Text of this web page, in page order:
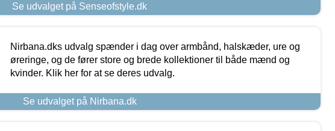
Se udvalget på Senseofstyle.dk
Nirbana.dks udvalg spænder i dag over armbånd, halskæder, ure og
øreringe, og de fører store og brede kollektioner til både mænd og
kvinder. Klik her for at se deres udvalg.
Se udvalget på Nirbana.dk